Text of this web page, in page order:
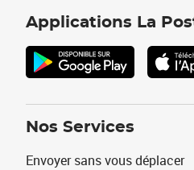
Applications La
Nos Services
Envoyer sans vous déplacer